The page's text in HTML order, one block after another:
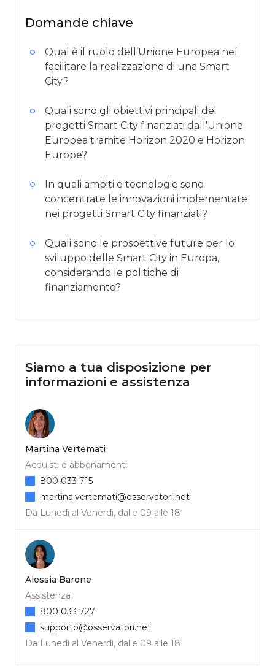
Domande chiave
Qual è il ruolo dell’Unione Europea nel
facilitare la realizzazione di una Smart
City?
Quali sono gli obiettivi principali dei
progetti Smart City finanziati dall'Unione
Europea tramite Horizon 2020 e Horizon
Europe?
In quali ambiti e tecnologie sono
concentrate le innovazioni implementate
nei progetti Smart City finanziati?
Quali sono le prospettive future per lo
sviluppo delle Smart City in Europa,
considerando le politiche di
finanziamento?
Siamo a tua disposizione per
informazioni e assistenza
Martina Vertemati
Acquisti e abbonamenti
Da Lunedì al Venerdì, dalle 09 alle 18
800 033 715
martina.vertemati@osservatori.net
Alessia Barone
Assistenza
Da Lunedì al Venerdì, dalle 09 alle 18
800 033 727
supporto@osservatori.net